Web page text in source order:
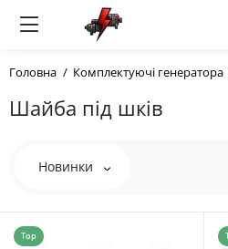
Головна Комплектуючі генератора
Шайба під шків
Новинки
Top